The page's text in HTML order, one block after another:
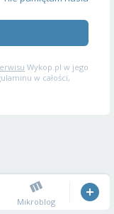
Wykop.pl w jego
w całości,
Mikroblog